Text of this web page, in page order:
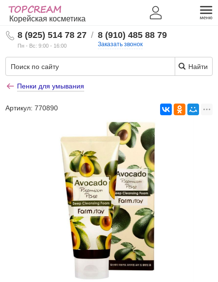
Корейская косметика
8 (925) 514 78 27
Пн - Вс: 9:00 - 16:00
/ 8 (910) 485 88 79
Заказать звонок
Найти
Пенки для умывания
Артикул:770890